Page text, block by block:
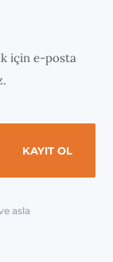
için e-posta
asla